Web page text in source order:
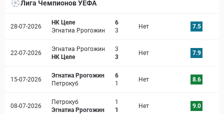
Лига Чемпионов УЕФА
28-07-2026
НК Целе
Эгнатиа Ррогожин
6
3
Нет 7.5
22-07-2026
Эгнатиа Ррогожин
НК Целе
3
3
Нет 7.9
15-07-2026
Эгнатиа Ррогожин
Петрокуб
6
1
Нет 8.6
08-07-2026
Петрокуб
Эгнатиа Ррогожин
1
1
Нет 9.0